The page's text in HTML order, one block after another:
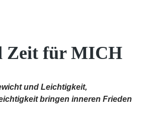
Zeit für MICH
und Leichtigkeit,
bringen inneren Frieden